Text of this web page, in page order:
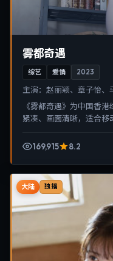
雾都奇遇
综艺 爱情 2023
主演： 赵丽颖、章子怡、
《雾都奇遇》为中国香
紧凑、画面清晰，适合
169,915
8.2
大陆 独播